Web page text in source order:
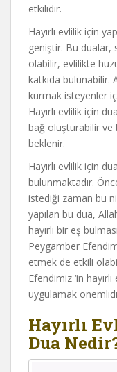
etkilidir.
Hayırlı evlilik için
geniştir. Bu dualar,
olabilir, evlilikte
katkıda bulunabilir.
kurmak isteyenler
Hayırlı evlilik için
bağ oluşturabilir ve
beklenir.
Hayırlı evlilik için
bulunmaktadır.
istediği zaman bu
yapılan bu dua,
hayırlı bir eş
Peygamber
etmek de etkili
Efendimiz ‘in
uygulamak
Hayırlı
Dua